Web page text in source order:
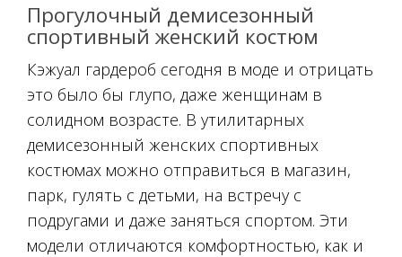
Прогулочный демисезонный
спортивный женский костюм
Кэжуал гардероб сегодня в моде и отрицать
это было бы глупо, даже женщинам в
солидном возрасте. В утилитарных
демисезонный женских спортивных
костюмах можно отправиться в магазин,
парк, гулять с детьми, на встречу с
подругами и даже заняться спортом. Эти
модели отличаются комфортностью, как и